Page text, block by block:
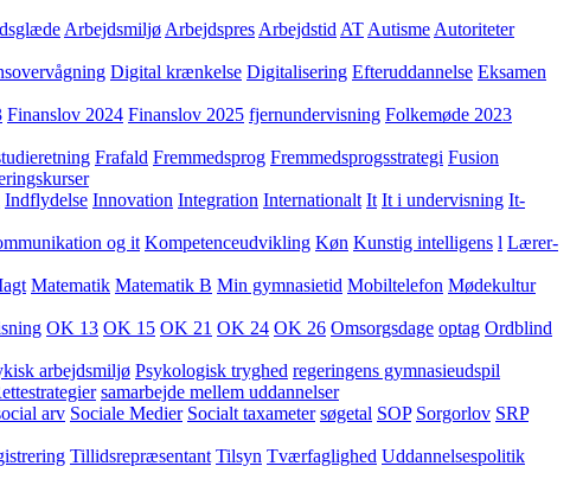
Arbejdsmiljø Arbejdspres Arbejdstid AT Autisme Autoriteter
Digital krænkelse Digitalisering Efteruddannelse Eksamen
Finanslov 2024 Finanslov 2025 fjernundervisning Folkemøde 2023
Frafald Fremmedsprog Fremmedsprogsstrategi Fusion
Indflydelse Innovation Integration Internationalt It It i undervisning It-
og it Kompetenceudvikling Køn Kunstig intelligens l Lærer-
Matematik Matematik B Min gymnasietid Mobiltelefon Mødekultur
OK 13 OK 15 OK 21 OK 24 OK 26 Omsorgsdage optag Ordblind
arbejdsmiljø Psykologisk tryghed regeringens gymnasieudspil
samarbejde mellem uddannelser
arv Sociale Medier Socialt taxameter søgetal SOP Sorgorlov SRP
Tillidsrepræsentant Tilsyn Tværfaglighed Uddannelsespolitik